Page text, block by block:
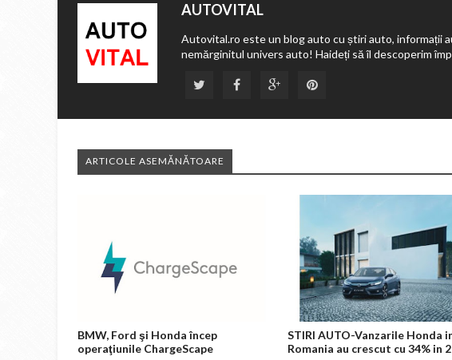
AUTOVITAL
Autovital.ro este un blog auto cu știri auto, informații
nemărginitul univers auto! Haideți să îl descoperim
ARTICOLE ASEMĂNĂTOARE
BMW, Ford şi Honda încep
operaţiunile ChargeScape
STIRI AUTO-Vanzarile Honda
Romania au crescut cu 34% in